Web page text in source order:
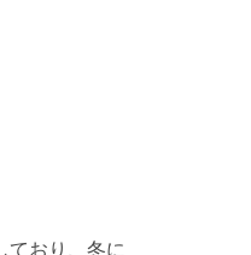
ており、冬に